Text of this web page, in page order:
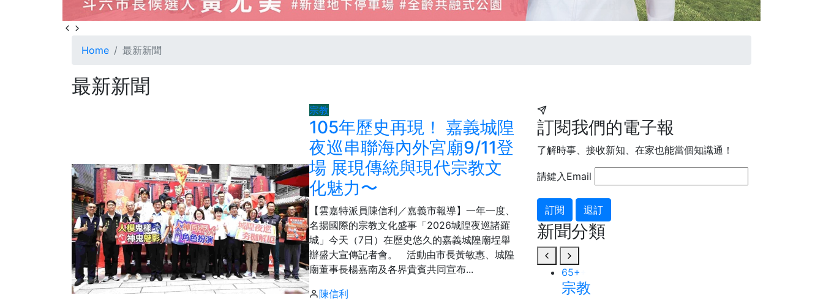
Home 最新新聞
最新新聞
宗教
105年歷史再現！ 嘉義城隍
夜巡串聯海內外宮廟9/11登
場 展現傳統與現代宗教文
化魅力〜
【雲嘉特派員陳信利／嘉義市報導】一年一度、
名揚國際的宗教文化盛事「2026城隍夜巡諸羅
城」今天（7日）在歷史悠久的嘉義城隍廟埕舉
辦盛大宣傳記者會。 活動由市長黃敏惠、城隍
廟董事長楊嘉南及各界貴賓共同宣布...
陳信利
訂閱我們的電子報
了解時事、接收新知、在家也能當個知識通！
請鍵入Email
訂閱 退訂
新聞分類
72+
農業
65+
宗教
389
社會